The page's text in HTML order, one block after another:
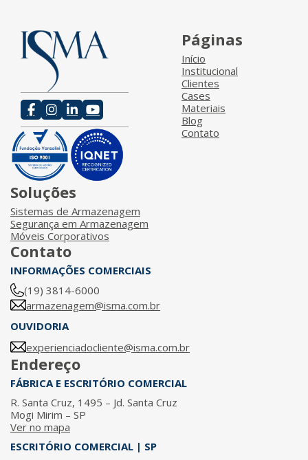
Páginas
Início
Institucional
Clientes
Cases
Materiais
Blog
Contato
Soluções
Sistemas de Armazenagem
Segurança em Armazenagem
Móveis Corporativos
Contato
INFORMAÇÕES COMERCIAIS
(19) 3814-6000
armazenagem@isma.com.br
OUVIDORIA
experienciadocliente@isma.com.br
Endereço
FÁBRICA E ESCRITÓRIO COMERCIAL
R. Santa Cruz, 1495 – Jd. Santa Cruz
Mogi Mirim – SP
Ver no mapa
ESCRITÓRIO COMERCIAL | SP